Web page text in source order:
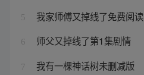
5 我家师傅又掉线了免费阅读
6 师父又掉线了第1集剧情
7 我有一棵神话树未删减版